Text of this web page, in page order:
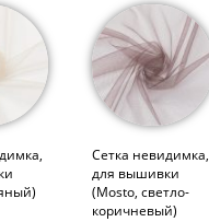
Сетка невидимка,
для вышивки
(Mosto, светло-
коричневый)